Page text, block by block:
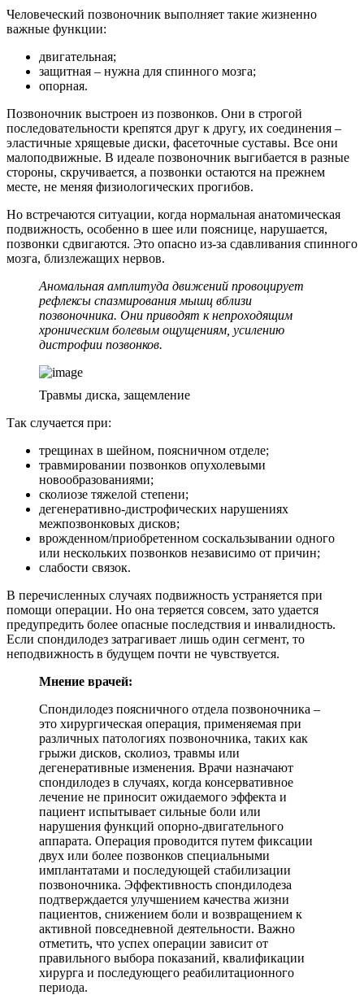
Человеческий позвоночник выполняет такие жизненно
важные функции:
двигательная;
защитная – нужна для спинного мозга;
опорная.
Позвоночник выстроен из позвонков. Они в строгой
последовательности крепятся друг к другу, их соединения –
эластичные хрящевые диски, фасеточные суставы. Все они
малоподвижные. В идеале позвоночник выгибается в разные
стороны, скручивается, а позвонки остаются на прежнем
месте, не меняя физиологических прогибов.
Но встречаются ситуации, когда нормальная анатомическая
подвижность, особенно в шее или пояснице, нарушается,
позвонки сдвигаются. Это опасно из-за сдавливания спинного
мозга, близлежащих нервов.
Аномальная амплитуда движений провоцирует
рефлексы спазмирования мышц вблизи
позвоночника. Они приводят к непроходящим
хроническим болевым ощущениям, усилению
дистрофии позвонков.
Травмы диска, защемление
Так случается при:
трещинах в шейном, поясничном отделе;
травмировании позвонков опухолевыми
новообразованиями;
сколиозе тяжелой степени;
дегенеративно-дистрофических нарушениях
межпозвонковых дисков;
врожденном/приобретенном соскальзывании одного
или нескольких позвонков независимо от причин;
слабости связок.
В перечисленных случаях подвижность устраняется при
помощи операции. Но она теряется совсем, зато удается
предупредить более опасные последствия и инвалидность.
Если спондилодез затрагивает лишь один сегмент, то
неподвижность в будущем почти не чувствуется.
Мнение врачей:
Спондилодез поясничного отдела позвоночника –
это хирургическая операция, применяемая при
различных патологиях позвоночника, таких как
грыжи дисков, сколиоз, травмы или
дегенеративные изменения. Врачи назначают
спондилодез в случаях, когда консервативное
лечение не приносит ожидаемого эффекта и
пациент испытывает сильные боли или
нарушения функций опорно-двигательного
аппарата. Операция проводится путем фиксации
двух или более позвонков специальными
имплантатами и последующей стабилизации
позвоночника. Эффективность спондилодеза
подтверждается улучшением качества жизни
пациентов, снижением боли и возвращением к
активной повседневной деятельности. Важно
отметить, что успех операции зависит от
правильного выбора показаний, квалификации
хирурга и последующего реабилитационного
периода.